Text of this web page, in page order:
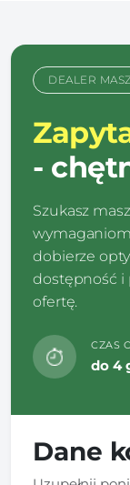
DEALER
-
Szukasz
dobierze
dostępność i
ofertę.
CZAS
do 4
Dane